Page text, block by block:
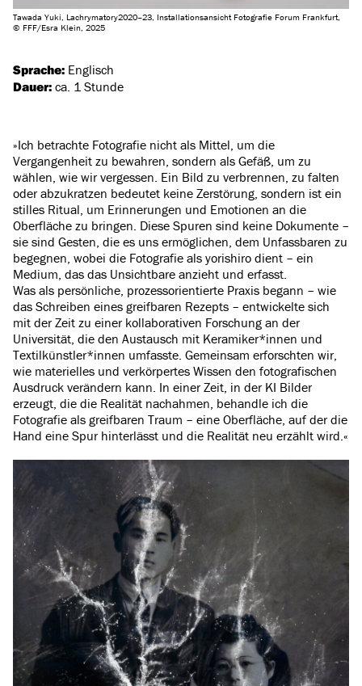
Tawada Yuki, Lachrymatory2020–23, Installationsansicht Fotografie Forum Frankfurt,
© FFF/Esra Klein, 2025
Sprache: Englisch
Dauer: ca. 1 Stunde
»Ich betrachte Fotografie nicht als Mittel, um die
Vergangenheit zu bewahren, sondern als Gefäß, um zu
wählen, wie wir vergessen. Ein Bild zu verbrennen, zu falten
oder abzukratzen bedeutet keine Zerstörung, sondern ist ein
stilles Ritual, um Erinnerungen und Emotionen an die
Oberfläche zu bringen. Diese Spuren sind keine Dokumente –
sie sind Gesten, die es uns ermöglichen, dem Unfassbaren zu
begegnen, wobei die Fotografie als yorishiro dient – ein
Medium, das das Unsichtbare anzieht und erfasst.
Was als persönliche, prozessorientierte Praxis begann – wie
das Schreiben eines greifbaren Rezepts – entwickelte sich
mit der Zeit zu einer kollaborativen Forschung an der
Universität, die den Austausch mit Keramiker*innen und
Textilkünstler*innen umfasste. Gemeinsam erforschten wir,
wie materielles und verkörpertes Wissen den fotografischen
Ausdruck verändern kann. In einer Zeit, in der KI Bilder
erzeugt, die die Realität nachahmen, behandle ich die
Fotografie als greifbaren Traum – eine Oberfläche, auf der die
Hand eine Spur hinterlässt und die Realität neu erzählt wird.«